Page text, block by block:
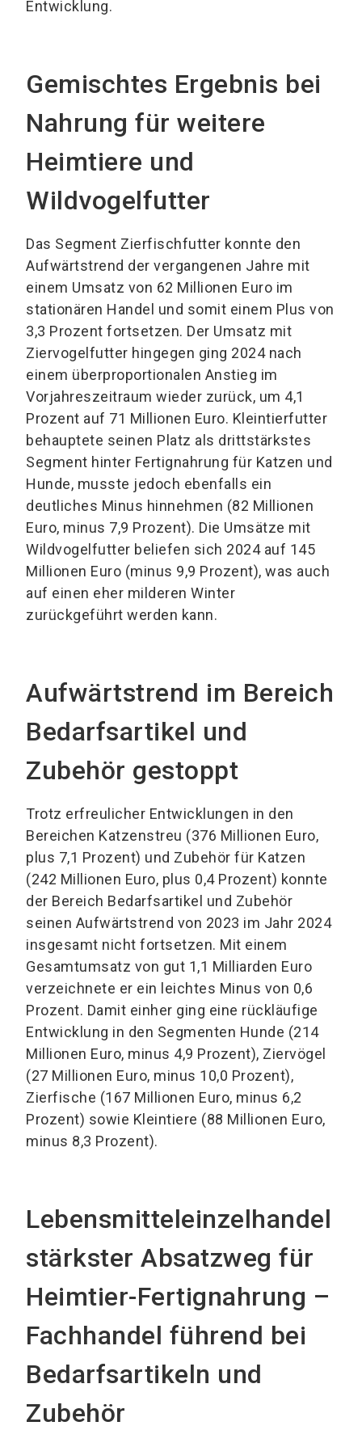
Entwicklung.
Gemischtes Ergebnis bei
Nahrung für weitere
Heimtiere und
Wildvogelfutter
Das Segment Zierfischfutter konnte den
Aufwärtstrend der vergangenen Jahre mit
einem Umsatz von 62 Millionen Euro im
stationären Handel und somit einem Plus von
3,3 Prozent fortsetzen. Der Umsatz mit
Ziervogelfutter hingegen ging 2024 nach
einem überproportionalen Anstieg im
Vorjahreszeitraum wieder zurück, um 4,1
Prozent auf 71 Millionen Euro. Kleintierfutter
behauptete seinen Platz als drittstärkstes
Segment hinter Fertignahrung für Katzen und
Hunde, musste jedoch ebenfalls ein
deutliches Minus hinnehmen (82 Millionen
Euro, minus 7,9 Prozent). Die Umsätze mit
Wildvogelfutter beliefen sich 2024 auf 145
Millionen Euro (minus 9,9 Prozent), was auch
auf einen eher milderen Winter
zurückgeführt werden kann.
Aufwärtstrend im Bereich
Bedarfsartikel und
Zubehör gestoppt
Trotz erfreulicher Entwicklungen in den
Bereichen Katzenstreu (376 Millionen Euro,
plus 7,1 Prozent) und Zubehör für Katzen
(242 Millionen Euro, plus 0,4 Prozent) konnte
der Bereich Bedarfsartikel und Zubehör
seinen Aufwärtstrend von 2023 im Jahr 2024
insgesamt nicht fortsetzen. Mit einem
Gesamtumsatz von gut 1,1 Milliarden Euro
verzeichnete er ein leichtes Minus von 0,6
Prozent. Damit einher ging eine rückläufige
Entwicklung in den Segmenten Hunde (214
Millionen Euro, minus 4,9 Prozent), Ziervögel
(27 Millionen Euro, minus 10,0 Prozent),
Zierfische (167 Millionen Euro, minus 6,2
Prozent) sowie Kleintiere (88 Millionen Euro,
minus 8,3 Prozent).
Lebensmitteleinzelhandel
stärkster Absatzweg für
Heimtier-Fertignahrung –
Fachhandel führend bei
Bedarfsartikeln und
Zubehör